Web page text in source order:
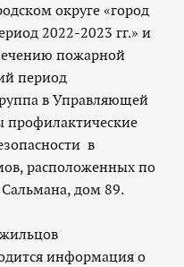
округе «город
2022-2023 гг.» и
пожарной
период
в Управляющей
профилактические
в
расположенных по
Сальмана, дом 89.
информация о